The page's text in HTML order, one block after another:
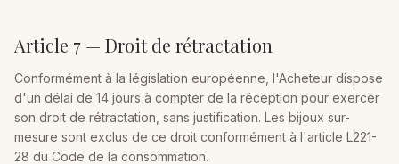
Article 7 — Droit de rétractation
Conformément à la législation européenne, l'Acheteur dispose
d'un délai de 14 jours à compter de la réception pour exercer
son droit de rétractation, sans justification. Les bijoux sur-
mesure sont exclus de ce droit conformément à l'article L221-
28 du Code de la consommation.